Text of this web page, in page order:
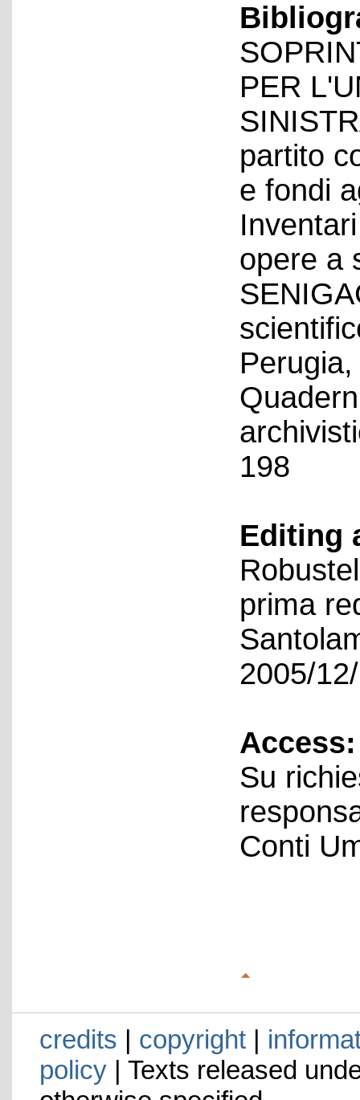
PER
partito
e fondi
opere a
198
Editing
prima
2005/
Access:
Su
Conti
credits | copyright|
policy| Texts released